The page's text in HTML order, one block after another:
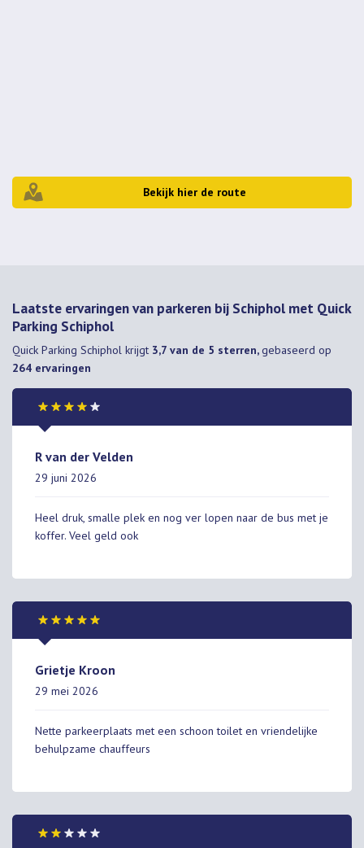
Bekijk hier de route
Laatste ervaringen van parkeren bij Schiphol met Quick
Parking Schiphol
Quick Parking Schiphol krijgt 3,7 van de 5 sterren,gebaseerd op
264 ervaringen
R van der Velden
29 juni 2026
Heel druk, smalle plek en nog ver lopen naar de bus met je
koffer. Veel geld ook
Grietje Kroon
29 mei 2026
Nette parkeerplaats met een schoon toilet en vriendelijke
behulpzame chauffeurs